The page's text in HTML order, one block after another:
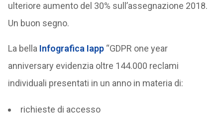
ulteriore aumento del 30% sull’assegnazione 2018.
Un buon segno.
La bella Infografica Iapp“GDPR one year
anniversary evidenzia oltre 144.000 reclami
individuali presentati in un anno in materia di:
richieste di accesso